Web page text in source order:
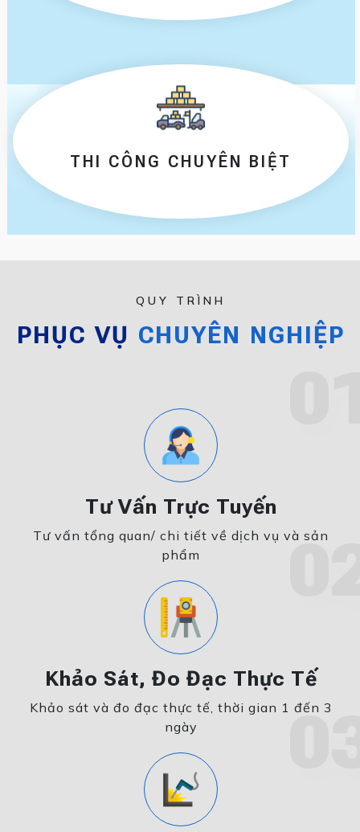
THI CÔNG CHUYÊN BIỆT
QUY TRÌNH
PHỤC VỤ CHUYÊN NGHIỆP
Tư Vấn Trực Tuyến
Tư vấn tổng quan/ chi tiết về dịch vụ và sản
phẩm
Khảo Sát, Đo Đạc Thực Tế
Khảo sát và đo đạc thực tế, thời gian 1 đến 3
ngày